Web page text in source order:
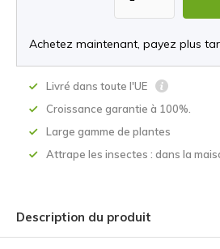
Achetez maintenant, payez plus
Livré dans toute l'UE
Croissance garantie à 100%.
Large gamme de plantes
Attrape les insectes : dans la
Description du produit